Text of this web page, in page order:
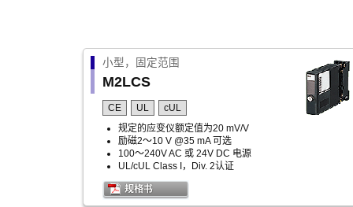
小型，固定范围
M2LCS
CE UL
cUL
规定的应变仪额定值为20 mV/V
励磁2～10 V @35 mA 可选
100～240V AC 或 24V DC 电源
UL/cUL Class I，Div. 2认证